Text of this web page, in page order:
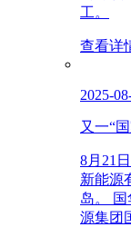
工。
查看详
2025-
又一“
8月21
新能源
岛。
源集团